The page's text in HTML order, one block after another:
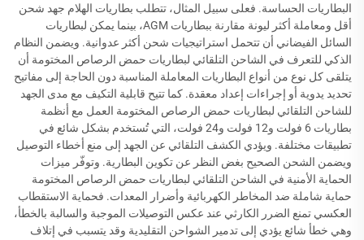
البطاريات الحساسة. فعلى سبيل المثال، تتطلب بطاريات الهلام جهد شحن
أقل ومعاملة أكثر ليونة مقارنة ببطاريات AGM، بينما يمكن لبطاريات
السائل الفيضاني أن تتحمل استراتيجيات شحن أكثر عدوانية. ويضمن النظام
الذكي للتعرف في الشاحن التلقائي لبطاريات حمض الرصاص المختومة أن
يتلقى كل نوع من أنواع البطاريات المعاملة المناسبة دون الحاجة إلى مفاتيح
تحديد يدوية أو إجراءات إعداد معقدة. كما تتيح قابلية التكيف مع مدى الجهد
للشاحن التلقائي لبطاريات حمض الرصاص المختومة العمل مع أنظمة
بطاريات 6 فولت و12 فولت و24 فولت، التي تُستخدم بشكل شائع في
تطبيقات مختلفة. ويؤدي الكشف التلقائي عن الجهد إلى منع أخطاء التوصيل
ويضمن الشحن الصحيح بغض النظر عن تكوين البطارية. وتوفّر ميزات
الحماية الأمنية في الشاحن التلقائي لبطاريات حمض الرصاص المختومة
حماية شاملة ضد المخاطر الكهربائية وأضرار المعدات. فحماية الاستقطاب
العكسي تمنع الضرر الكارثي عند عكس التوصيلات الموجبة والسالبة بالخطأ،
وهي خطأ شائع يؤدي إلى تدمير الشواحن التقليدية وقد يتسبب في إتلاف